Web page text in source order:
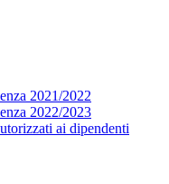
2021/2022
2022/2023
ai dipendenti